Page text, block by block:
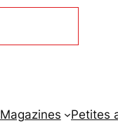
Magazines Petites